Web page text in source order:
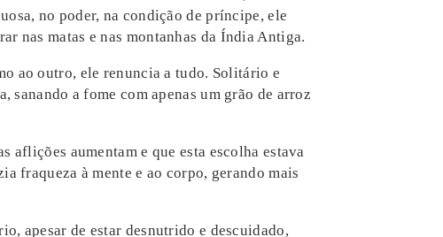
no poder, na condição de príncipe, ele
nas matas e nas montanhas da Índia Antiga.
ao outro, ele renuncia a tudo. Solitário e
sanando a fome com apenas um grão de arroz
aflições aumentam e que esta escolha estava
fraqueza à mente e ao corpo, gerando mais
apesar de estar desnutrido e descuidado,